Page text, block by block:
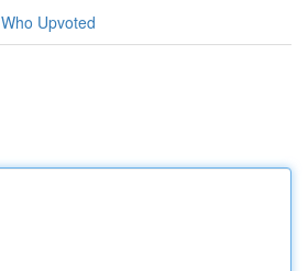
Who Upvoted